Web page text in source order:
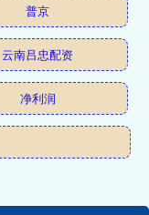
普京
云南吕忠配资
净利润